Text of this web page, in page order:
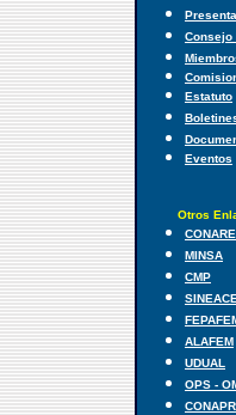
Consejo
Estatuto
Eventos
Otros
MINSA
CMP
SINEACE
ALAFEM
UDUAL
OPS -